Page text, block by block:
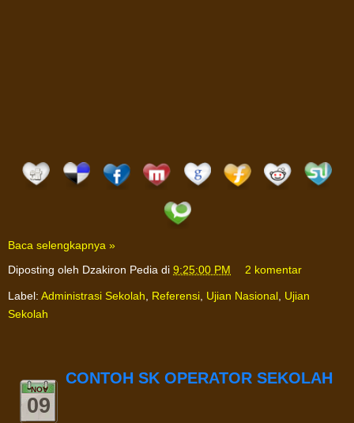
Baca selengkapnya »
Diposting oleh Dzakiron Pedia di 9:25:00 PM 2 komentar
Label: Administrasi Sekolah, Referensi, Ujian Nasional, Ujian
Sekolah
NOV
09
CONTOH SK OPERATOR SEKOLAH